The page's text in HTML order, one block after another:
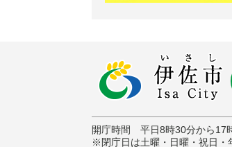
開庁時間 平日8時30分から17
※閉庁日は土曜・日曜・祝日・